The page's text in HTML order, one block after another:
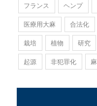
フランス
ヘンプ
医療用大麻
合法化
栽培
植物 研究
起源
非犯罪化 麻